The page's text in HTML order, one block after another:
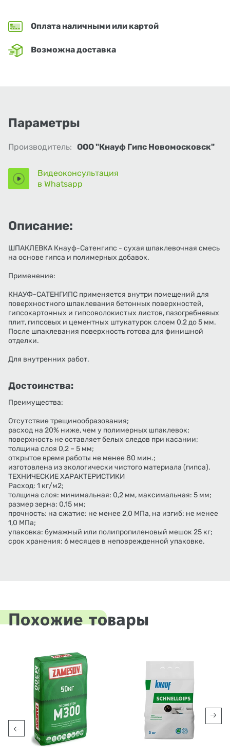
Оплата наличными или картой
Возможна доставка
Параметры
Производитель: ООО "Кнауф Гипс Новомосковск"
Видеоконсультация
в Whatsapp
Описание:
ШПАКЛЕВКА Кнауф-Сатенгипс - сухая шпаклевочная смесь
на основе гипса и полимерных добавок.
Применение:
КНАУФ-САТЕНГИПС применяется внутри помещений для
поверхностного шпаклевания бетонных поверхностей,
гипсокартонных и гипсоволокистых листов, пазогребневых
плит, гипсовых и цементных штукатурок слоем 0,2 до 5 мм.
После шпаклевания поверхность готова для финишной
отделки.
Для внутренних работ.
Достоинства:
Преимущества:
Отсутствие трещинообразования;
расход на 20% ниже, чем у полимерных шпаклевок;
поверхность не оставляет белых следов при касании;
толщина слоя 0,2 – 5 мм;
открытое время работы не менее 80 мин.;
изготовлена из экологически чистого материала (гипса).
ТЕХНИЧЕСКИЕ ХАРАКТЕРИСТИКИ
Расход: 1 кг/м2;
толщина слоя: минимальная: 0,2 мм, максимальная: 5 мм;
размер зерна: 0,15 мм;
прочность: на сжатие: не менее 2,0 МПа, на изгиб: не менее
1,0 МПа;
упаковка: бумажный или полипропиленовый мешок 25 кг;
срок хранения: 6 месяцев в неповрежденной упаковке.
Похожие товары